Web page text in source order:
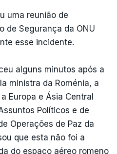
uma reunião de
de Segurança da ONU
esse incidente.
alguns minutos após a
ministra da Roménia, a
Europa e Ásia Central
Políticos e de
Operações de Paz da
que esta não foi a
do espaço aéreo romeno